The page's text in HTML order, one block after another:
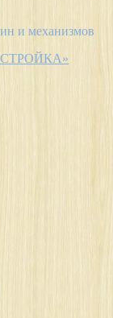
и механизмов